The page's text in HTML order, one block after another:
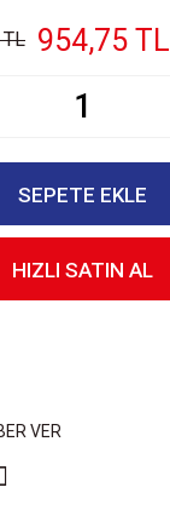
954,75 TL
SEPETE EKLE
HIZLI SATIN AL
VER